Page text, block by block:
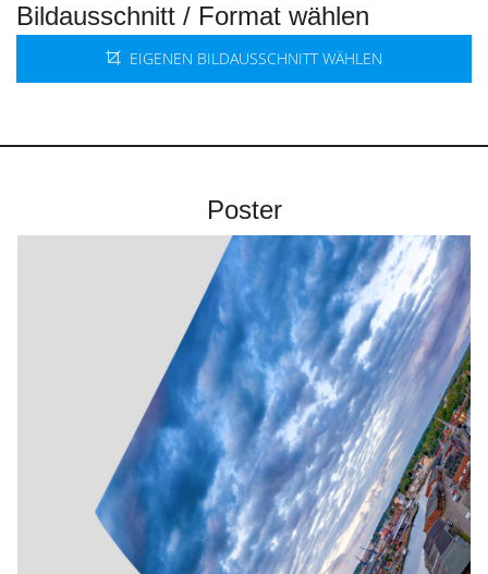
Bildausschnitt / Format wählen
EIGENEN BILDAUSSCHNITT WÄHLEN
Poster